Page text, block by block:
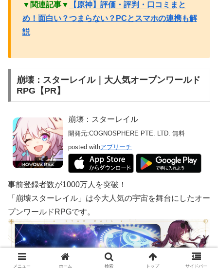
▼関連記事▼
【原神】評価・評判・口コミまと
め！面白い？つまらない？PCとスマホの連携も解
説
崩壊：スターレイル｜大人気オープンワールド
RPG【PR】
崩壊：スターレイル
開発元:COGNOSPHERE PTE. LTD. 無料
posted withアプリーチ
事前登録者数が1000万人を突破！
「崩壊スターレイル」は今大人気の宇宙を舞台にしたオー
プンワールドRPGです。
メニュー ホーム 検索 トップ サイドバー